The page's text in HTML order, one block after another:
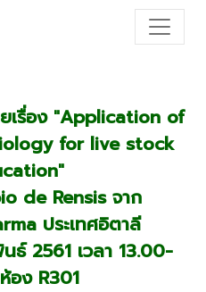
เรื่อง "Application of
for live stock
de Rensis จาก
ประเทศอิตาลี
ธ์ 2561 เวลา 13.00-
อง R301